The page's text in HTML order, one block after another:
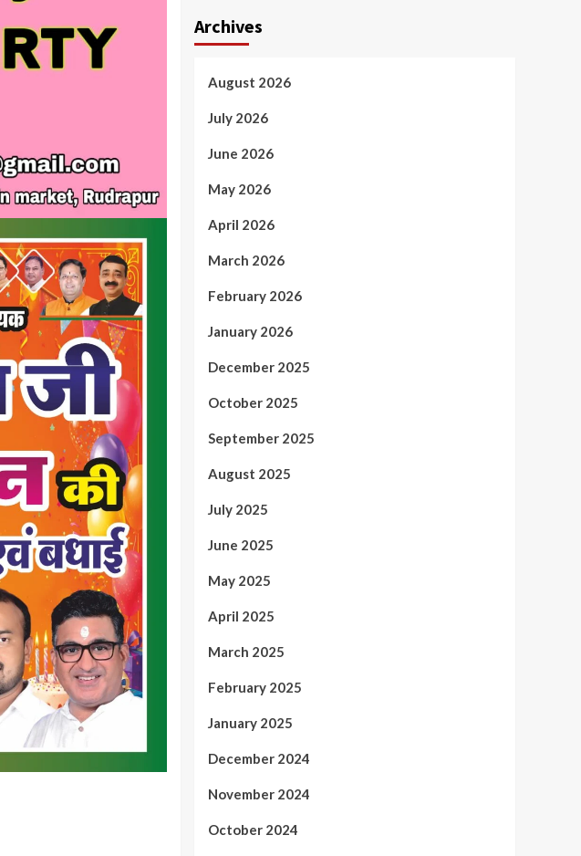
Archives
August 2026
July 2026
June 2026
May 2026
April 2026
March 2026
February 2026
January 2026
December 2025
October 2025
September 2025
August 2025
July 2025
June 2025
May 2025
April 2025
March 2025
February 2025
January 2025
December 2024
November 2024
October 2024